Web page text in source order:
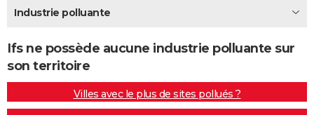
Destinations
City break
Voyage nature
Voyage de noces
Forum
Climat
+PHOTO
GUIDES D'ACHAT
BONS PLANS
CARTE DE VOEUX
Industrie polluante
Ifs ne possède aucune industrie polluante sur
son territoire
Villes avec le plus de sites pollués ?